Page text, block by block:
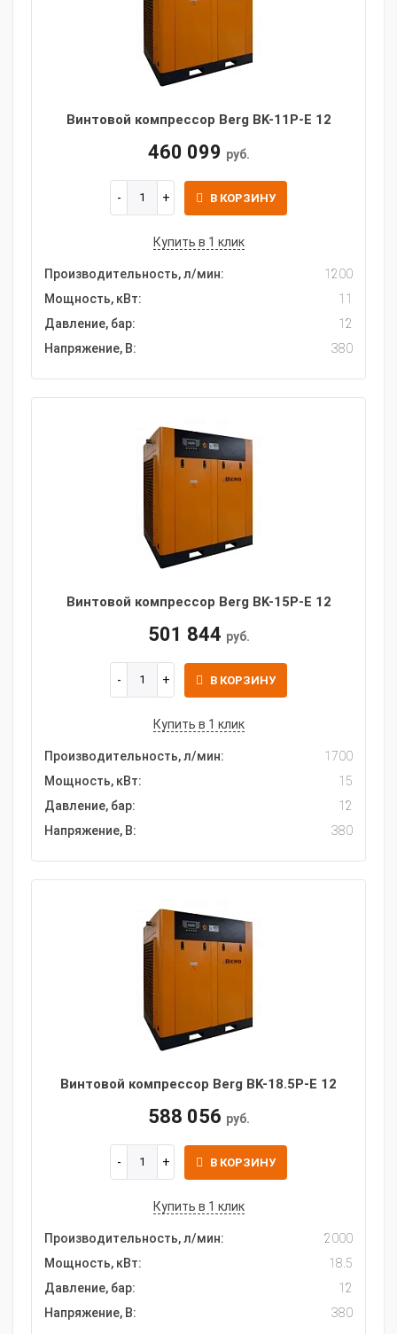
Винтовой компрессор Berg BK-11P-E 12
460 099 руб.
В КОРЗИНУ
Купить в 1 клик
Производительность, л/мин:
1200
Мощность, кВт:
11
Давление, бар:
12
Напряжение, В:
380
Винтовой компрессор Berg BK-15P-E 12
501 844 руб.
В КОРЗИНУ
Купить в 1 клик
Производительность, л/мин:
1700
Мощность, кВт:
15
Давление, бар:
12
Напряжение, В:
380
Винтовой компрессор Berg BK-18.5P-E 12
588 056 руб.
В КОРЗИНУ
Купить в 1 клик
Производительность, л/мин:
2000
Мощность, кВт:
18.5
Давление, бар:
12
Напряжение, В:
380